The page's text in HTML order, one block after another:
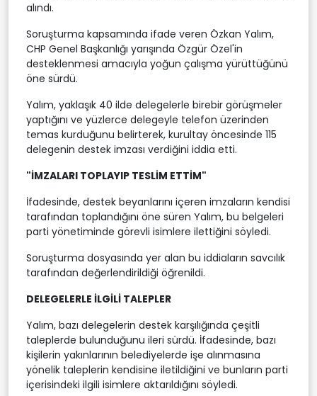
alındı.
Soruşturma kapsamında ifade veren Özkan Yalım,
CHP Genel Başkanlığı yarışında Özgür Özel'in
desteklenmesi amacıyla yoğun çalışma yürüttüğünü
öne sürdü.
Yalım, yaklaşık 40 ilde delegelerle birebir görüşmeler
yaptığını ve yüzlerce delegeyle telefon üzerinden
temas kurduğunu belirterek, kurultay öncesinde 115
delegenin destek imzası verdiğini iddia etti.
"İMZALARI TOPLAYIP TESLİM ETTİM"
İfadesinde, destek beyanlarını içeren imzaların kendisi
tarafından toplandığını öne süren Yalım, bu belgeleri
parti yönetiminde görevli isimlere ilettiğini söyledi.
Soruşturma dosyasında yer alan bu iddiaların savcılık
tarafından değerlendirildiği öğrenildi.
DELEGELERLE İLGİLİ TALEPLER
Yalım, bazı delegelerin destek karşılığında çeşitli
taleplerde bulunduğunu ileri sürdü. İfadesinde, bazı
kişilerin yakınlarının belediyelerde işe alınmasına
yönelik taleplerin kendisine iletildiğini ve bunların parti
içerisindeki ilgili isimlere aktarıldığını söyledi.